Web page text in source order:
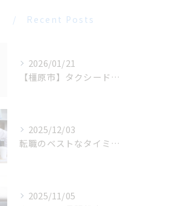
Recent Posts
2026/01/21
【橿原市】タクシードライバー求人｜未経験OK・正社員募集中(橿原タクシー)
2025/12/03
転職のベストなタイミングは？
2025/11/05